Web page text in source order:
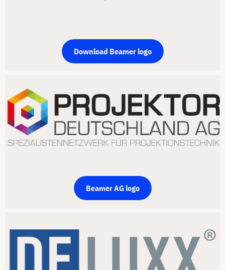
Download Beamer logo
Beamer AG logo